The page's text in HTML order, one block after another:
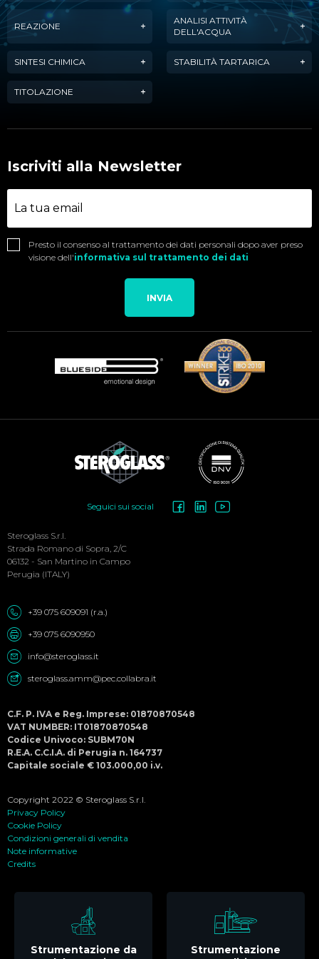
REAZIONE
ANALISI ATTIVITÀ
DELL'ACQUA
SINTESI CHIMICA STABILITÀ TARTARICA
TITOLAZIONE
Iscriviti alla Newsletter
Presto il consenso al trattamento dei dati personali dopo aver preso
visione dell'informativa sul trattamento dei dati
INVIA
Menu
Seguici sui social
Steroglass S.r.l.
Strada Romano di Sopra, 2/C
06132 - San Martino in Campo
Perugia (ITALY)
+39 075 609091 (r.a.)
+39 075 6090950
info@steroglass.it
steroglass.amm@pec.collabra.it
C.F. P. IVA e Reg. Imprese: 01870870548
VAT NUMBER: IT01870870548
Codice Univoco: SUBM70N
R.E.A. C.C.I.A. di Perugia n. 164737
Capitale sociale € 103.000,00 i.v.
Copyright 2022 © Steroglass S.r.l.
Privacy Policy
Cookie Policy
Condizioni generali di vendita
Note informative
Credits
Strumentazione da
Strumentazione